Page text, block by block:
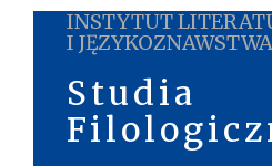
INSTYTUT
I JĘZYKOZNAWSTWA
Studia